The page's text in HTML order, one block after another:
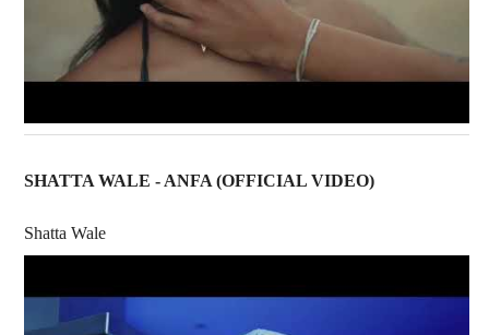
SHATTA WALE - ANFA (OFFICIAL VIDEO)
Shatta Wale